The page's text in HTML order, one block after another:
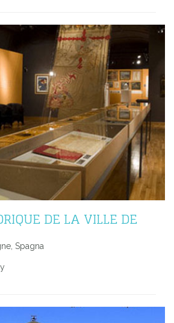
DE LA VILLE DE
Spagna